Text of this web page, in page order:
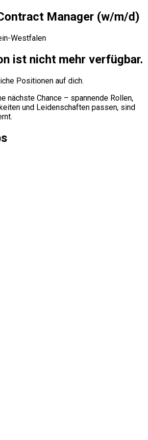
Manager (w/​m/​d)
Westfalen
ist nicht mehr verfügbar.
Positionen auf dich.
nächste Chance – spannende Rollen,
und Leidenschaften passen, sind